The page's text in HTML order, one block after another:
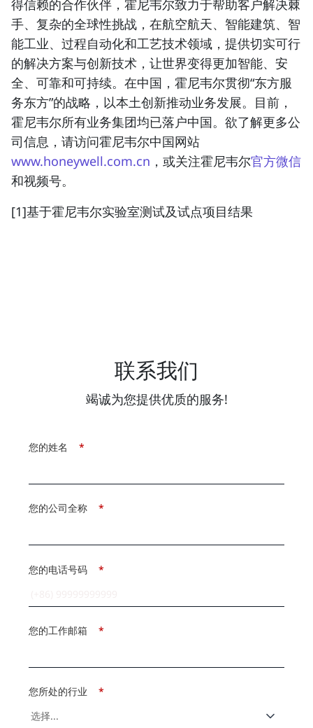
得信赖的合作伙伴，霍尼韦尔致力于帮助客户解决棘
手、复杂的全球性挑战，在航空航天、智能建筑、智
能工业、过程自动化和工艺技术领域，提供切实可行
的解决方案与创新技术，让世界变得更加智能、安
全、可靠和可持续。在中国，霍尼韦尔贯彻“东方服
务东方”的战略，以本土创新推动业务发展。目前，
霍尼韦尔所有业务集团均已落户中国。欲了解更多公
司信息，请访问霍尼韦尔中国网站
www.honeywell.com.cn ，或关注霍尼韦尔官方微信
和视频号。
[1]基于霍尼韦尔实验室测试及试点项目结果
联系我们
竭诚为您提供优质的服务!
*
您的姓名
*
您的公司全称
*
您的电话号码
*
您的工作邮箱
*
您所处的行业